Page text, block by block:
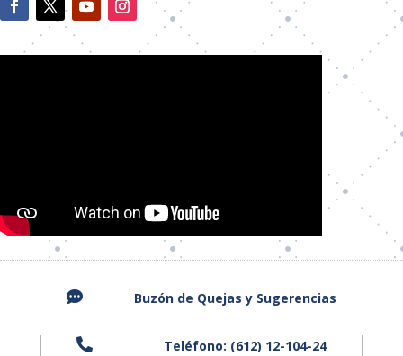
 Buzón de Quejas y Sugerencias
 Teléfono: (612) 12-104-24